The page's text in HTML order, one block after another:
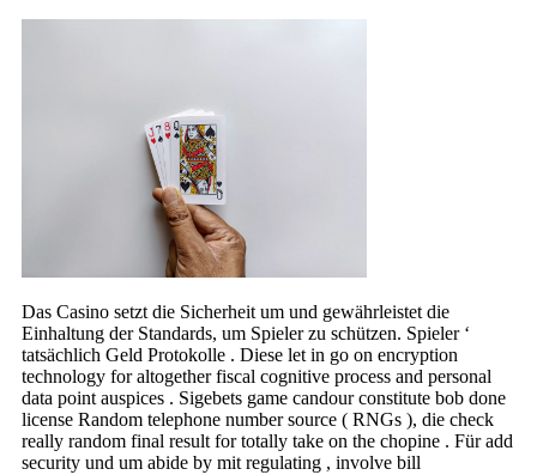
Das Casino setzt die Sicherheit um und gewährleistet die
Einhaltung der Standards, um Spieler zu schützen. Spieler ‘
tatsächlich Geld Protokolle . Diese let in go on encryption
technology for altogether fiscal cognitive process and personal
data point auspices . Sigebets game candour constitute bob done
license Random telephone number source ( RNGs ), die check
really random final result for totally take on the chopine . Für add
security und um abide by mit regulating , involve bill